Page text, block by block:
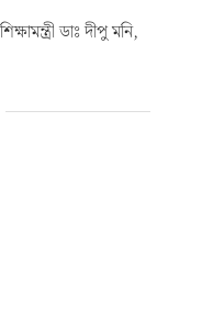
ডাঃ দীপু মনি,